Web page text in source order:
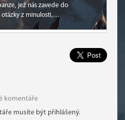
jež nás zavede do
otázky z minulosti,…
komentáře
musíte být přihlášený.